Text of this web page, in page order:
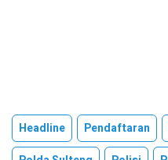
Headline Pendaftaran